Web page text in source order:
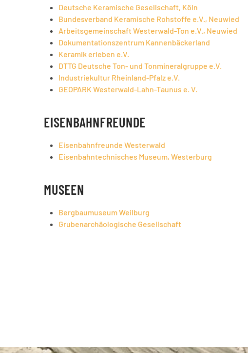
Deutsche Keramische Gesellschaft, Köln
Bundesverband Keramische Rohstoffe e.V., Neuwied
Arbeitsgemeinschaft Westerwald-Ton e.V., Neuwied
Dokumentationszentrum Kannenbäckerland
Keramik erleben e.V.
DTTG Deutsche Ton- und Tonmineralgruppe e.V.
Industriekultur Rheinland-Pfalz e.V.
GEOPARK Westerwald-Lahn-Taunus e. V.
EISENBAHNFREUNDE
Eisenbahnfreunde Westerwald
Eisenbahntechnisches Museum, Westerburg
MUSEEN
Bergbaumuseum Weilburg
Grubenarchäologische Gesellschaft